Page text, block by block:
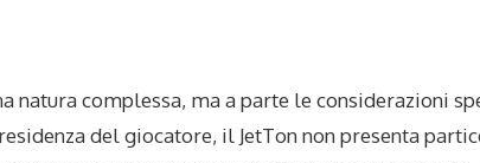
natura complessa, ma a parte le considerazioni
del giocatore, il JetTon non presenta